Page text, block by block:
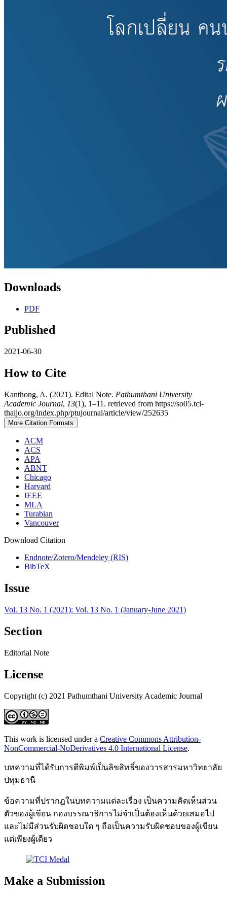
Downloads
PDF
Published
2021-06-30
How to Cite
Kanthong, A. (2021). Edital Note. Pathumthani University
Academic Journal, 13(1), 1–11. retrieved from https://so05.tci-
thaijo.org/index.php/ptujournal/article/view/252635
More Citation Formats
ACM
ACS
APA
ABNT
Chicago
Harvard
IEEE
MLA
Turabian
Vancouver
Download Citation
Endnote/Zotero/Mendeley (RIS)
BibTeX
Issue
Vol. 13 No. 1 (2021): Vol. 13 No. 1 (January-June 2021)
Section
Editorial Note
License
Copyright (c) 2021 Pathumthani University Academic Journal
This work is licensed under a Creative Commons Attribution-
NonCommercial-NoDerivatives 4.0 International License.
บทความที่ได้รับการตีพิมพ์เป็นลิขสิทธิ์ของวารสารมหาวิทยาลัย
ปทุมธานี
ข้อความที่ปรากฎในบทความแต่ละเรื่อง เป็นความคิดเห็นส่วน
ตัวของผู้เขียน กองบรรณาธิการไม่จำเป็นต้องเห็นด้วยเสมอไป
และไม่มีส่วนรับผิดชอบใด ๆ ถือเป็นความรับผิดชอบของผู้เขียน
แต่เพียงผู้เดียว
Make a Submission